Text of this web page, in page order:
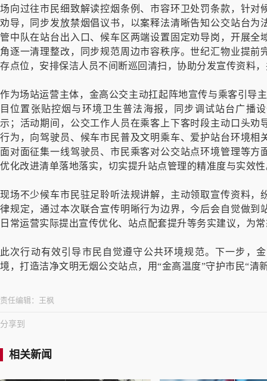
场向过往市民细致解读控烟条例、市容环卫处罚条款，针
劝导，同步发放禁烟倡议书，以案释法清晰告知公交站台
管中队在站台出入口、候车区两端设置固定劝导岗，开展
角逐一清理整改，同步规范周边市容秩序。世纪汇物业提
存点位，安排保洁人员不间断巡回清扫，协助分发宣传资料
作为场站运营主体，金高公交主动扛起阵地宣传与乘客引导
目位置张贴控烟与环境卫生普法海报，同步调试站台广播
示；活动期间，公交工作人员在乘客上下客时段主动口头
行为，向驾驶员、候车市民普及文明乘车、爱护站台环境
面对面征集一线驾驶员、市民乘客对公交站点环境管理等
优化改进清单落地落实，切实提升站点管理的精准度与实效
现场不少候车市民驻足聆听法规讲解，主动领取宣传资料
律规定，通过本次联合宣传明晰行为边界，今后会自觉做
日常运营实际提出宣传优化、站点配套提升等务实建议，为
此次行动有效引导市民自觉遵守公共环境规范。下一步，
境，打造洁净文明无烟公交站点，用“金高温度”守护市民“清
责任编辑： 王枫
分享到
相关新闻